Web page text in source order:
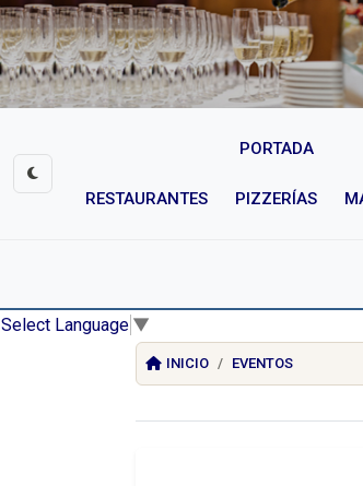
PORTADA
RESTAURANTES PIZZERÍAS
Select Language ▼
INICIO EVENTOS